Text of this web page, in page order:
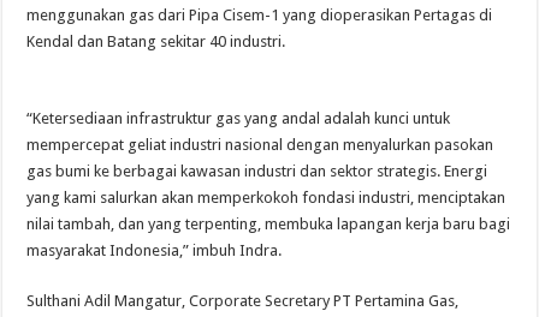
menggunakan gas dari Pipa Cisem-1 yang dioperasikan Pertagas di
Kendal dan Batang sekitar 40 industri.
“Ketersediaan infrastruktur gas yang andal adalah kunci untuk
mempercepat geliat industri nasional dengan menyalurkan pasokan
gas bumi ke berbagai kawasan industri dan sektor strategis. Energi
yang kami salurkan akan memperkokoh fondasi industri, menciptakan
nilai tambah, dan yang terpenting, membuka lapangan kerja baru bagi
masyarakat Indonesia,” imbuh Indra.
Sulthani Adil Mangatur, Corporate Secretary PT Pertamina Gas,